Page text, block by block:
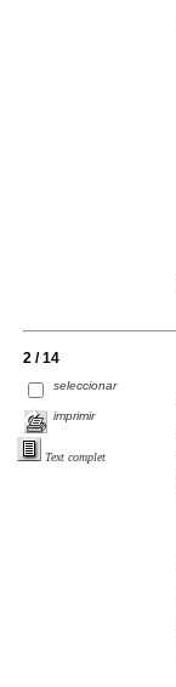
2 / 14
seleccionar
imprimir
Text complet